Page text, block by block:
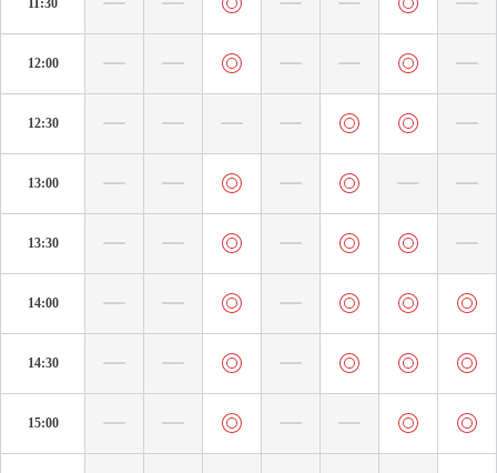
12:00
12:30
13:00
13:30
14:00
14:30
15:00